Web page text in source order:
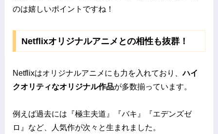
のは嬉しいポイントですね！
Netflixオリジナルアニメとの相性も抜群！
Netflixはオリジナルアニメにも力を入れており、ハイ
クオリティなオリジナル作品が多数揃っています。
例えば過去には『極主夫道』『バキ』『エデンズゼ
ロ』など、人気作が次々と生まれました。